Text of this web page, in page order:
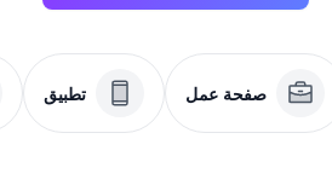
صفحة عمل تطبيق